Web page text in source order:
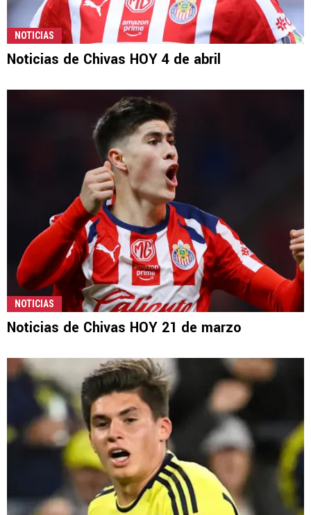
NOTICIAS
Noticias de Chivas HOY 4 de abril
NOTICIAS
Noticias de Chivas HOY 21 de marzo